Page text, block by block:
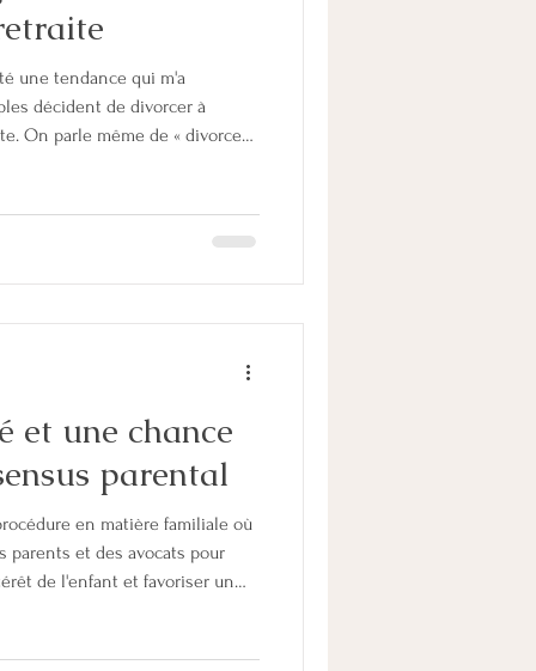
une tendance qui m'a
décident de divorcer à
On parle même de « divorces
14 % à 33,5 %. Pourquoi une
retours de mes clients,
tendance : Une cohabi
et une chance
parental
en matière familiale où
parents et des avocats pour
de l'enfant et favoriser un